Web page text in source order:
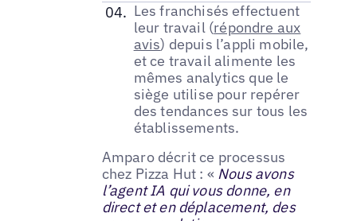
Les franchisés effectuent
leur travail (répondre aux
avis) depuis l’appli mobile,
et ce travail alimente les
mêmes analytics que le
siège utilise pour repérer
des tendances sur tous les
établissements.
Amparo décrit ce processus
chez Pizza Hut : « Nous avons
l’agent IA qui vous donne, en
direct et en déplacement, des